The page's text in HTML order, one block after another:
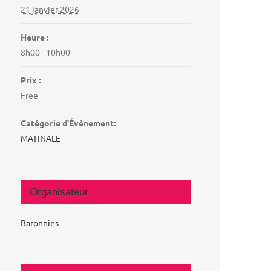
21 janvier 2026
Heure :
8h00 - 10h00
Prix :
Free
Catégorie d’Évènement:
MATINALE
Organisateur
Baronnies